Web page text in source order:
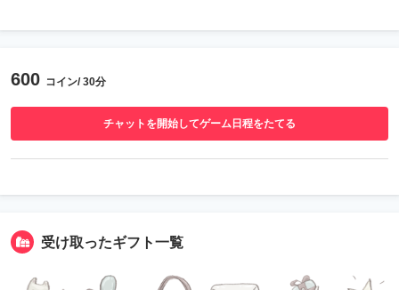
600 コイン/ 30分
チャットを開始してゲーム日程をたてる
受け取ったギフト一覧